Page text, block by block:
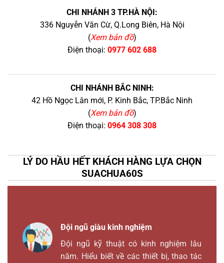
CHI NHÁNH 3 TP.HÀ NỘI:
336 Nguyễn Văn Cừ, Q.Long Biên, Hà Nội
(Xem bản đồ)
Điện thoại: 0977 602 688
CHI NHÁNH BẮC NINH:
42 Hồ Ngọc Lân mới, P. Kinh Bắc, TP.Bắc Ninh
(Xem bản đồ)
Điện thoại: 0964 308 308
LÝ DO HẦU HẾT KHÁCH HÀNG LỰA CHỌN
SUACHUA60S
Đội ngũ giàu kinh nghiệm
Đội ngũ kỹ thuật có kinh nghiệm lâu
năm. Hiểu biết về các thiết bị, thao tác